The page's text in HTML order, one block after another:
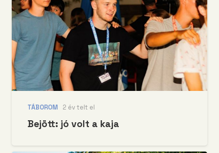
TÁBOROM 2 év telt el
Bejött: jó volt a kaja